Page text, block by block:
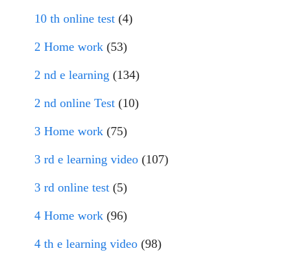
10 th online test (4)
2 Home work (53)
2 nd e learning (134)
2 nd online Test (10)
3 Home work (75)
3 rd e learning video (107)
3 rd online test (5)
4 Home work (96)
4 th e learning video (98)